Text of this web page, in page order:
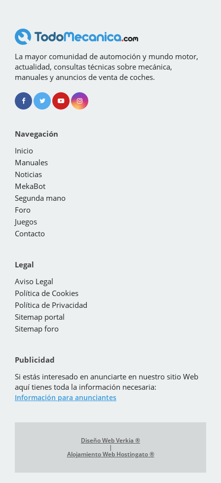
La mayor comunidad de automoción y mundo motor,
actualidad, consultas técnicas sobre mecánica,
manuales y anuncios de venta de coches.
Navegación
Inicio
Manuales
Noticias
MekaBot
Segunda mano
Foro
Juegos
Contacto
Legal
Aviso Legal
Política de Cookies
Política de Privacidad
Sitemap portal
Sitemap foro
Publicidad
Si estás interesado en anunciarte en nuestro sitio Web
aquí tienes toda la información necesaria:
Información para anunciantes
Diseño Web Verkia ®
|
Alojamiento Web Hostingato ®